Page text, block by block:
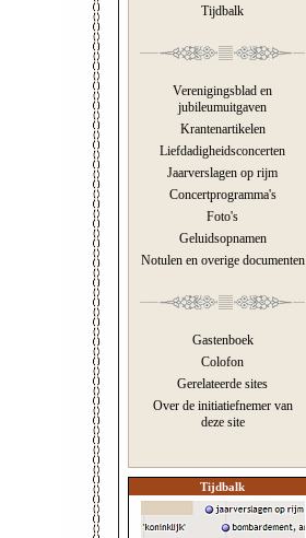
Tijdbalk
Verenigingsblad en
jubileumuitgaven
Krantenartikelen
Liefdadigheidsconcerten
Jaarverslagen op rijm
Concertprogramma's
Foto's
Geluidsopnamen
Notulen en overige documenten
Gastenboek
Colofon
Gerelateerde sites
Over de initiatiefnemer van
deze site
Tijdbalk